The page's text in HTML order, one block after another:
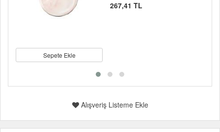
Sepete Ekle
267,41 TL
Alışveriş Listeme Ekle